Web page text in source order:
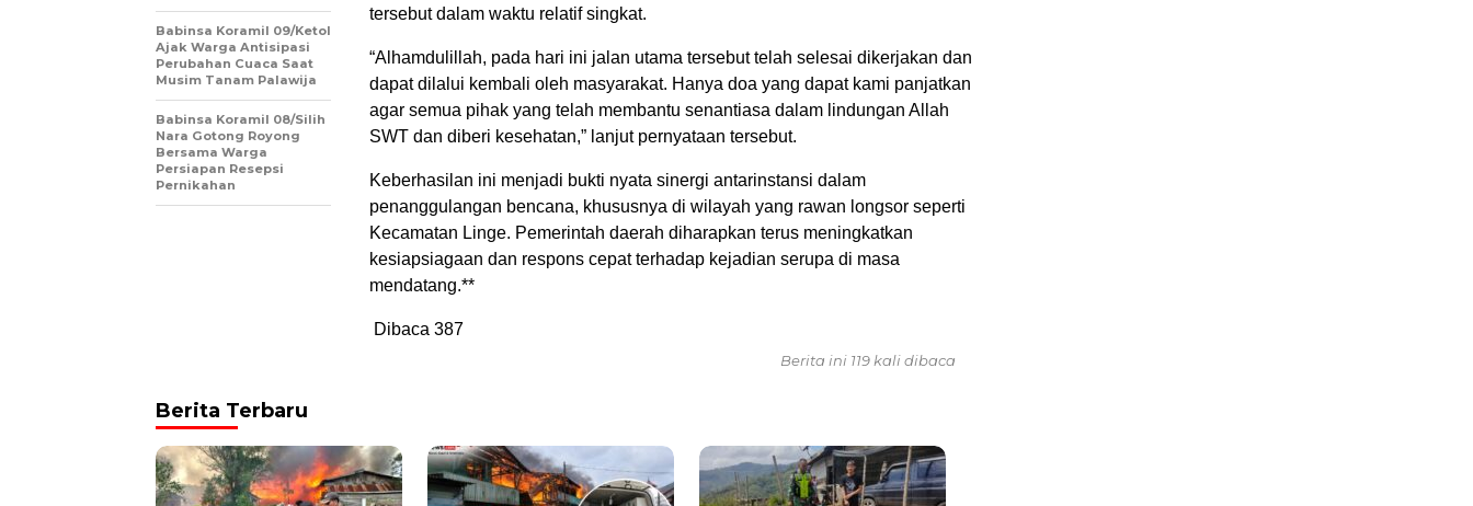
tersebut dalam waktu relatif singkat.
“Alhamdulillah, pada hari ini jalan utama tersebut telah selesai dikerjakan dan
dapat dilalui kembali oleh masyarakat. Hanya doa yang dapat kami panjatkan
agar semua pihak yang telah membantu senantiasa dalam lindungan Allah
SWT dan diberi kesehatan,” lanjut pernyataan tersebut.
Keberhasilan ini menjadi bukti nyata sinergi antarinstansi dalam
penanggulangan bencana, khususnya di wilayah yang rawan longsor seperti
Kecamatan Linge. Pemerintah daerah diharapkan terus meningkatkan
kesiapsiagaan dan respons cepat terhadap kejadian serupa di masa
mendatang.**
Dibaca 387
‎Babinsa Koramil 09/Ketol
Ajak Warga Antisipasi
Perubahan Cuaca Saat
Musim Tanam Palawija
‎Babinsa Koramil 08/Silih
Nara Gotong Royong
Bersama Warga
Persiapan Resepsi
Pernikahan
Berita ini 119 kali dibaca
Berita Terbaru